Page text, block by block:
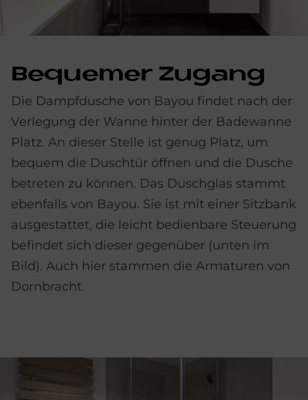
Be­que­mer Zu­gang
Die Dampfdusche von Bayou findet nach der
Verlegung der Wanne hinter der Badewanne
Platz. An dieser Stelle ist genug Platz, um
bequem die Duschtür öffnen und die Dusche
betreten zu können. Das Duschglas stammt
ebenfalls von Bayou. Sie ist mit einer Sitzbank
ausgestattet, die leicht bedienbare Steuerung
befindet sich dieser gegenüber (unten im
Bild). Auch hier stammen die Armaturen von
Dornbracht.